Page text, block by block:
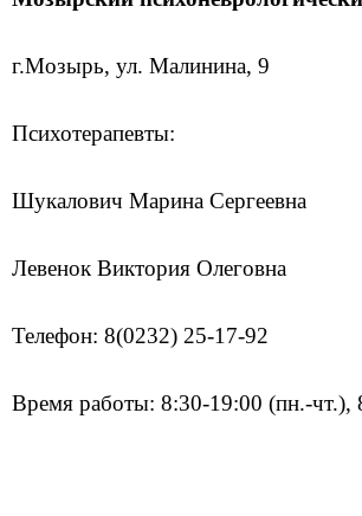
г.Мозырь, ул. Малинина, 9
Психотерапевты:
Шукалович Марина Сергеевна
Левенок Виктория Олеговна
Телефон: 8(0232) 25-17-92
Время работы: 8:30-19:00 (пн.-чт.),